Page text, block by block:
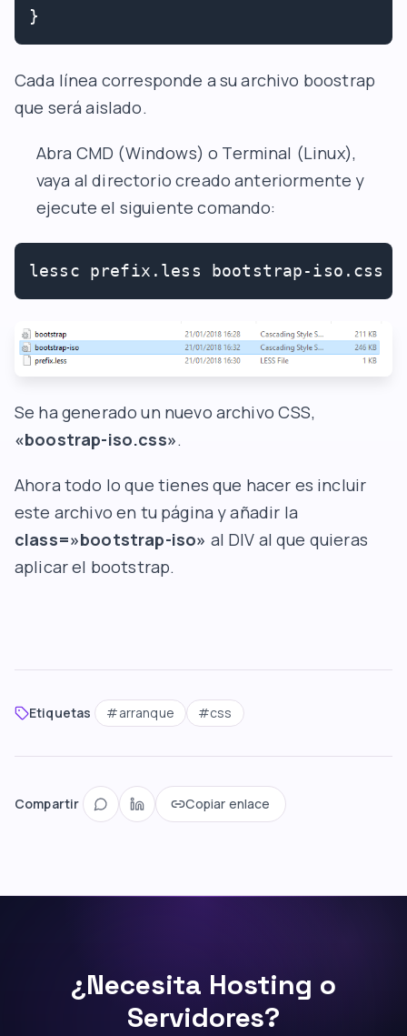
}
Cada línea corresponde a su archivo boostrap
que será aislado.
Abra CMD (Windows) o Terminal (Linux),
vaya al directorio creado anteriormente y
ejecute el siguiente comando:
lessc prefix.less bootstrap-iso.css
Se ha generado un nuevo archivo CSS,
«boostrap-iso.css».
Ahora todo lo que tienes que hacer es incluir
este archivo en tu página y añadir la
class=»bootstrap-iso» al DIV al que quieras
aplicar el bootstrap.
Etiquetas #arranque #css
Compartir Copiar enlace
¿Necesita Hosting o
Servidores?